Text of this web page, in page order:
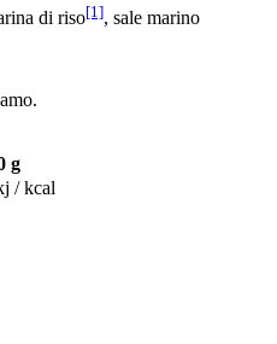
di riso[1], sale marino
g
/ kcal